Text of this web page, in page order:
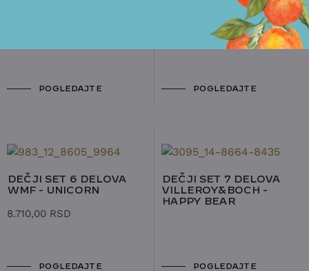
POGLEDAJTE POGLEDAJTE
DEČJI SET 6 DELOVA
WMF - UNICORN
8.710,00 RSD
POGLEDAJTE
DEČJI SET 7 DELOVA
VILLEROY&BOCH -
HAPPY BEAR
POGLEDAJTE